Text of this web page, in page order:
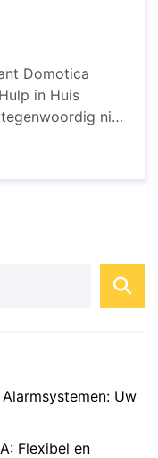
Domotica
in Huis
niet
als jouw
een breed scala
Uw
Flexibel en